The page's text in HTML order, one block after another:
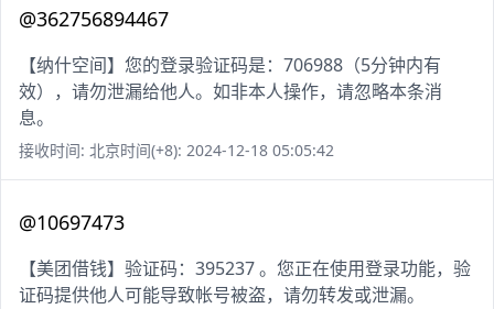
@362756894467
【纳什空间】您的登录验证码是：706988（5分钟内有
效），请勿泄漏给他人。如非本人操作，请忽略本条消
息。
接收时间: 北京时间(+8): 2024-12-18 05:05:42
@10697473
【美团借钱】验证码：395237 。您正在使用登录功能，验
证码提供他人可能导致帐号被盗，请勿转发或泄漏。